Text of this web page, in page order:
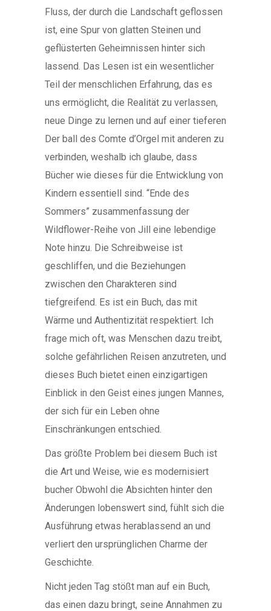
Fluss, der durch die Landschaft geflossen
ist, eine Spur von glatten Steinen und
geflüsterten Geheimnissen hinter sich
lassend. Das Lesen ist ein wesentlicher
Teil der menschlichen Erfahrung, das es
uns ermöglicht, die Realität zu verlassen,
neue Dinge zu lernen und auf einer tieferen
Der ball des Comte d’Orgel mit anderen zu
verbinden, weshalb ich glaube, dass
Bücher wie dieses für die Entwicklung von
Kindern essentiell sind. “Ende des
Sommers” zusammenfassung der
Wildflower-Reihe von Jill eine lebendige
Note hinzu. Die Schreibweise ist
geschliffen, und die Beziehungen
zwischen den Charakteren sind
tiefgreifend. Es ist ein Buch, das mit
Wärme und Authentizität respektiert. Ich
frage mich oft, was Menschen dazu treibt,
solche gefährlichen Reisen anzutreten, und
dieses Buch bietet einen einzigartigen
Einblick in den Geist eines jungen Mannes,
der sich für ein Leben ohne
Einschränkungen entschied.
Das größte Problem bei diesem Buch ist
die Art und Weise, wie es modernisiert
bucher Obwohl die Absichten hinter den
Änderungen lobenswert sind, fühlt sich die
Ausführung etwas herablassend an und
verliert den ursprünglichen Charme der
Geschichte.
Nicht jeden Tag stößt man auf ein Buch,
das einen dazu bringt, seine Annahmen zu